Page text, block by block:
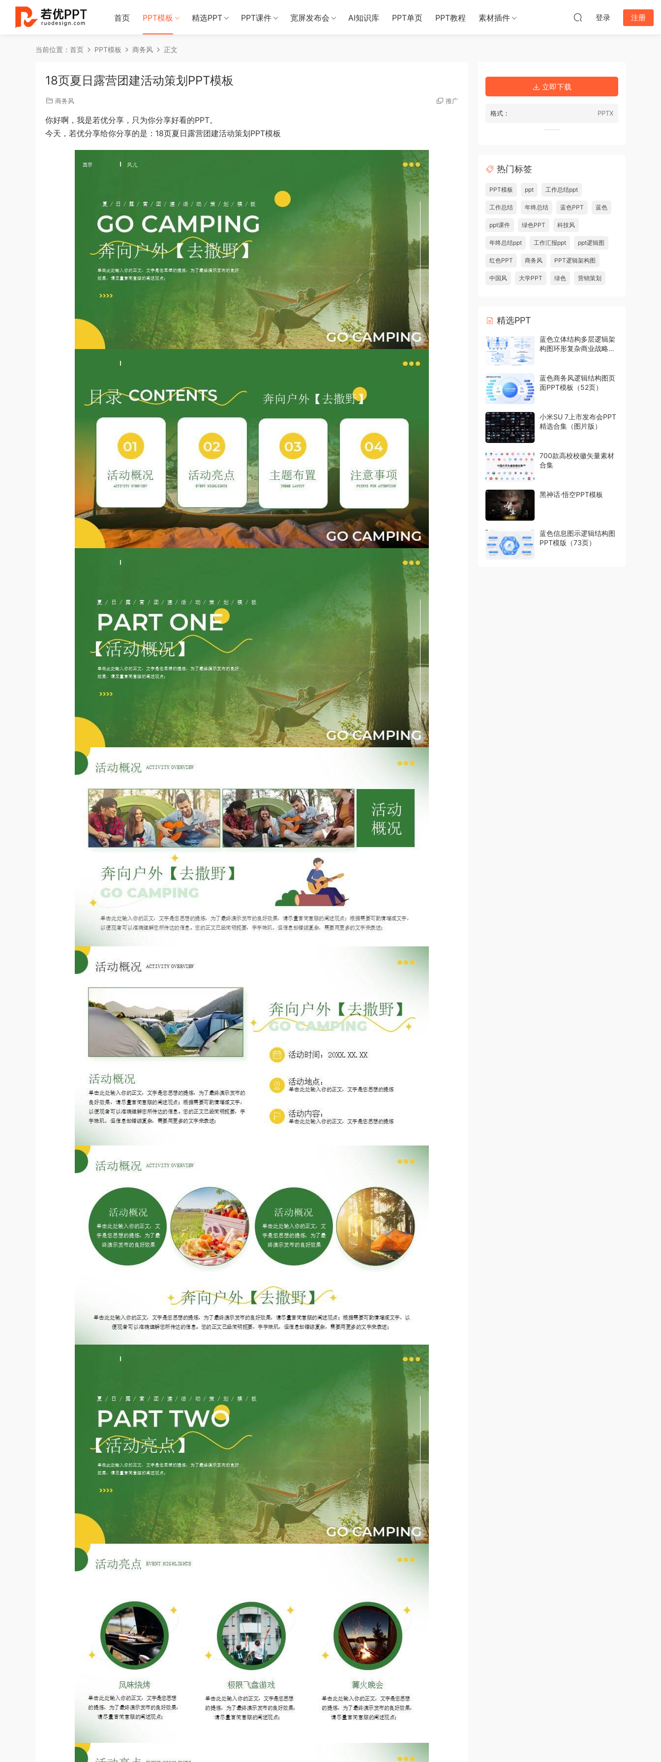
首页 PPT模板 精选PPT PPT课件 宽屏发布会 AI知识库 PPT单页 PPT教程 素材插件 登录 注册
当前位置： 首页 PPT模板 商务风 正文
18页夏日露营团建活动策划PPT模板
商务风 推广
你好啊，我是若优分享，只为你分享好看的PPT。
今天，若优分享给你分享的是：18页夏日露营团建活动策划PPT模板
立即下载
格式： PPTX
热门标签
PPT模板 ppt 工作总结ppt
工作总结 年终总结 蓝色PPT 蓝色
ppt课件 绿色PPT 科技风
年终总结ppt 工作汇报ppt ppt逻辑图
红色PPT 商务风 PPT逻辑架构图
中国风 大学PPT 绿色 营销策划
精选PPT
蓝色立体结构多层逻辑架
构图环形复杂商业战略模
蓝色商务风逻辑结构图页
面PPT模板（52页）
小米SU 7上市发布会PPT
精选合集（图片版）
700款高校校徽矢量素材
合集
黑神话·悟空PPT模板
蓝色信息图示逻辑结构图
PPT模版（73页）